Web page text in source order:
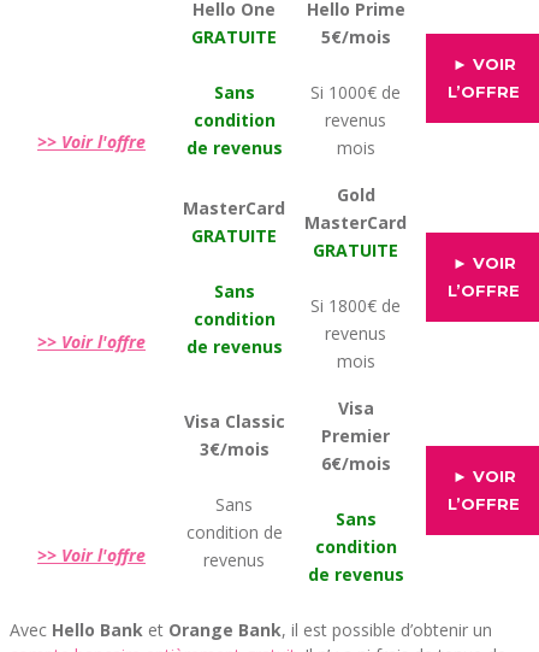
>> Voir l'offre
Hello One
GRATUITE
Sans
condition
de revenus
Hello Prime
5€/mois
Si 1000€ de
revenus
mois
► VOIR
L’OFFRE
>> Voir l'offre
MasterCard
GRATUITE
Sans
condition
de revenus
Gold
MasterCard
GRATUITE
Si 1800€ de
revenus
mois
► VOIR
L’OFFRE
>> Voir l'offre
Visa Classic
3€/mois
Sans
condition de
revenus
Visa
Premier
6€/mois
Sans
condition
de revenus
► VOIR
L’OFFRE
Avec Hello Bank et Orange Bank, il est possible d’obtenir un